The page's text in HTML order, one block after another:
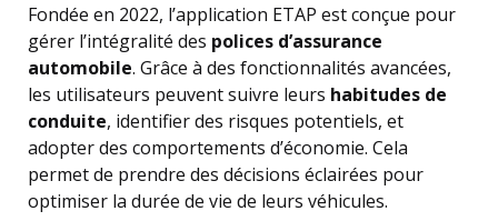
Fondée en 2022, l’application ETAP est conçue pour
gérer l’intégralité des polices d’assurance
automobile. Grâce à des fonctionnalités avancées,
les utilisateurs peuvent suivre leurs habitudes de
conduite, identifier des risques potentiels, et
adopter des comportements d’économie. Cela
permet de prendre des décisions éclairées pour
optimiser la durée de vie de leurs véhicules.